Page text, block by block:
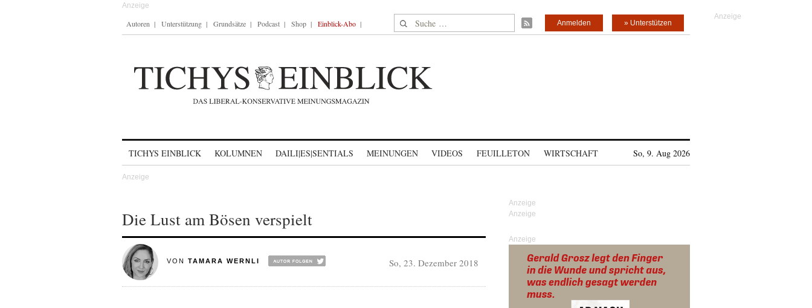
Autoren Unterstützung Grundsätze Podcast Shop Einblick-Abo Suche nach: » Unterstützen
Anmelden
TICHYS EINBLICK KOLUMNEN DAILI|ES|SENTIALS MEINUNGEN VIDEOS FEUILLETON WIRTSCHAFT So, 9. Aug 2026
Die Lust am Bösen verspielt
VON TAMARA WERNLI So, 23. Dezember 2018
Anzeige